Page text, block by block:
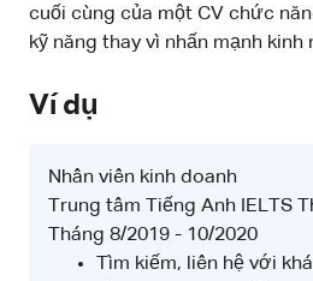
cuối cùng của một CV chức
kỹ năng thay vì nhấn mạnh kinh
Ví dụ
Nhân viên kinh doanh
Trung tâm Tiếng Anh IELTS
Tháng 8/2019 - 10/2020
Tìm kiếm, liên hệ với